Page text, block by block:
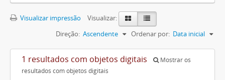
Visualizar impressão
Visualizar:
Ordenar por: Data inicial
Direção: Ascendente
1 resultados com objetos digitais
Mostrar os
resultados com objetos digitais